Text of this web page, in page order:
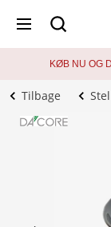
KØB NU OG
Tilbage Stel